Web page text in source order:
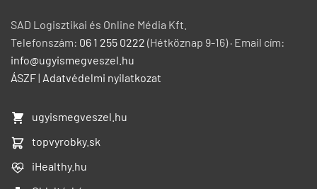
SAD Logisztikai és Online Média Kft.
Telefonszám: 06 1 255 0222 (Hétköznap 9-16) · Email cím:
info@ugyismegveszel.hu
ÁSZF| Adatvédelmi nyilatkozat
ugyismegveszel.hu
topvyrobky.sk
iHealthy.hu